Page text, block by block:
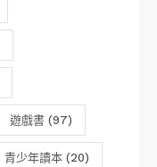
遊戲書 (97)
青少年讀本 (20)